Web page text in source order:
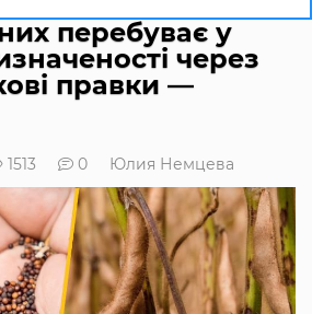
перебуває у
через
правки —
1513 0 Юлия Немцева